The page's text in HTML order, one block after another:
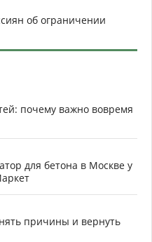
об ограничении
почему важно вовремя
для бетона в Москве у
причины и вернуть